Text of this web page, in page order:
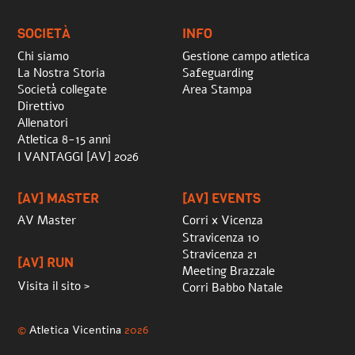
SOCIETÀ
Chi siamo
La Nostra Storia
Società collegate
Direttivo
Allenatori
Atletica 8-15 anni
I VANTAGGI [AV] 2026
INFO
Gestione campo atletica
Safeguarding
Area Stampa
[AV] MASTER
AV Master
[AV] RUN
Visita il sito >
[AV] EVENTS
Corri x Vicenza
Stravicenza 10
Stravicenza 21
Meeting Brazzale
Corri Babbo Natale
©Atletica Vicentina 2026